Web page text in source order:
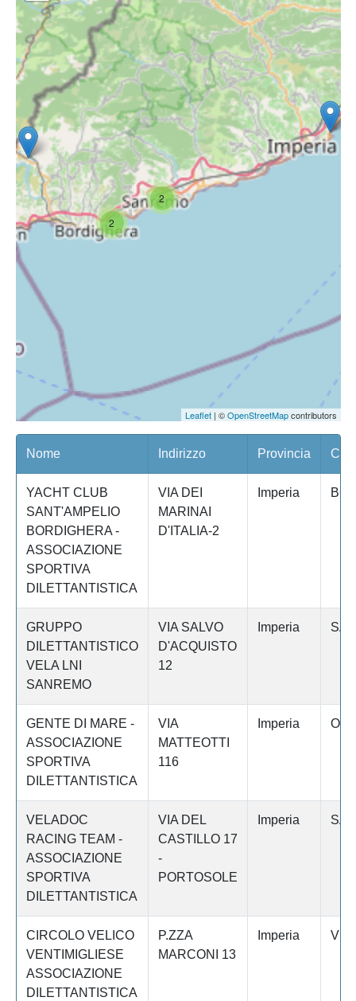
2
2
Leaflet| ©OpenStreetMapcontributors
Nome Indirizzo Provincia
YACHT CLUB
SANT'AMPELIO
BORDIGHERA -
ASSOCIAZIONE
SPORTIVA
DILETTANTISTICA
VIA DEI
MARINAI
D'ITALIA-2
Imperia
GRUPPO
DILETTANTISTICO
VELA LNI
SANREMO
VIA SALVO
D'ACQUISTO
12
Imperia
GENTE DI MARE -
ASSOCIAZIONE
SPORTIVA
DILETTANTISTICA
VIA
MATTEOTTI
116
Imperia
VELADOC
RACING TEAM -
ASSOCIAZIONE
SPORTIVA
DILETTANTISTICA
VIA DEL
CASTILLO 17
-
PORTOSOLE
Imperia
CIRCOLO VELICO
VENTIMIGLIESE
ASSOCIAZIONE
DILETTANTISTICA
P.ZZA
MARCONI 13
Imperia